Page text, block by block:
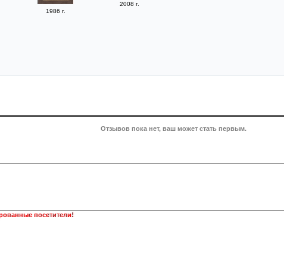
1986 г.
2008 г.
Отзывов пока нет, ваш может стать первым.
посетители!